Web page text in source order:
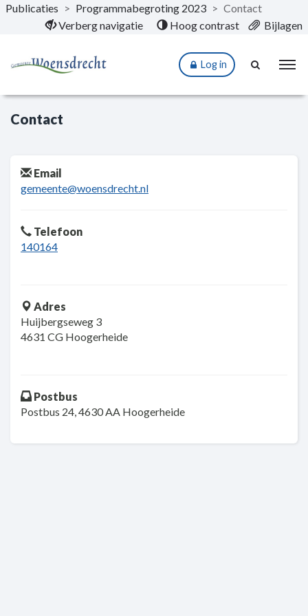
Naar hoofdinhoud
Publicaties > Programmabegroting 2023 > Contact
Verberg navigatie
Hoog contrast Bijlagen
Log in
Contact
Email
gemeente@woensdrecht.nl
Telefoon
140164
Adres
Huijbergseweg 3
4631 CG Hoogerheide
Postbus
Postbus 24, 4630 AA Hoogerheide